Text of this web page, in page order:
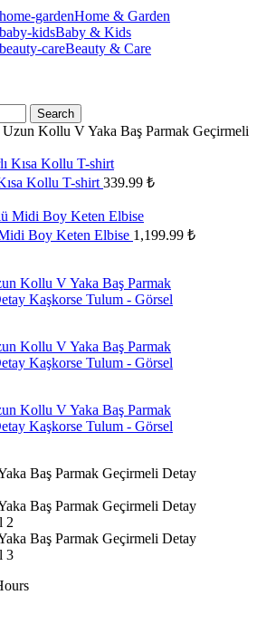
Home & Garden
Baby & Kids
Beauty & Care
Search
Uzun Kollu V Yaka Baş Parmak Geçirmeli
Kollu T-shirt 339.99 ₺
Boy Keten Elbise 1,199.99 ₺